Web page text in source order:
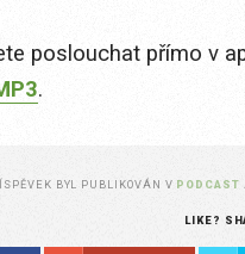
poslouchat přímo v
.
BYL PUBLIKOVÁN V PODCAST
LIKE?